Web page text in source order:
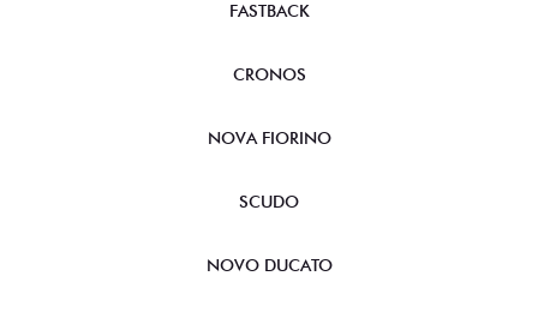
FASTBACK
CRONOS
NOVA FIORINO
SCUDO
NOVO DUCATO